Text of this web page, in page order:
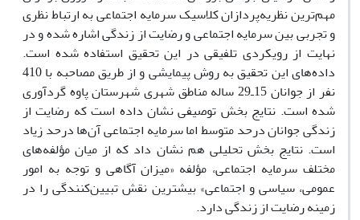
مهم‌ترین نظریه‌پردازان کلاسیک سرمایه اجتماعى به ارتباط نظرى
و تجربى بین سرمایه اجتماعى و رضایت از زندگى اشاره شده و در
نهایت از رویکردى تلفیقى در این تحقیق استفاده شده است.
داده‌هاى این تحقیق به روش پیمایشى و از طریق مصاحبه با 410
نفر از جوانان 15ـ29 ساله مناطق شهرى شهرستان پاوه گردآورى
شده است. نتایج بخش توصیفى نشان داده است که رضایت از
زندگى جوانان درحد متوسط اما سرمایه اجتماعى آن‌ها درحد زیاد
است. نتایج بخش تحلیلى هم نشان داد که از میان مؤلفه‌هاى
مختلف سرمایه اجتماعى، مؤلفه «میزان آگاهى و توجه به امور
عمومى، سیاسى و اجتماعى» بیشترین نقش تبیین‌کنندگى را در
زمینه رضایت از زندگى دارد.